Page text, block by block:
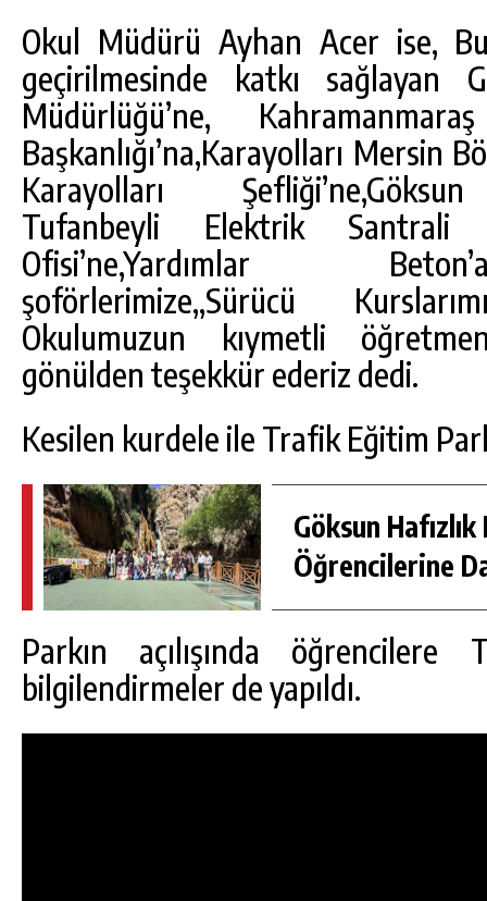
Okul Müdürü Ayhan Acer ise,
geçirilmesinde katkı sağlayan
Müdürlüğü’ne,
Başkanlığı’na,Karayolları Mersin
Karayolları
Tufanbeyli Elektrik Santrali
Ofisi’ne,Yardımlar
şoförlerimize,,Sürücü
Okulumuzun kıymetli
gönülden teşekkür ederiz dedi.
Kesilen kurdele ile Trafik Eğitim
Göksun Hafızlık
Öğrencilerine
Parkın açılışında
bilgilendirmeler de yapıldı.